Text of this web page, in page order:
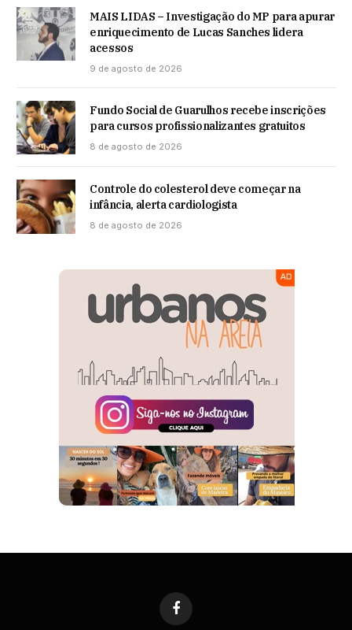
MAIS LIDAS – Investigação do MP para apurar
enriquecimento de Lucas Sanches lidera
acessos
9 de agosto de 2026
Fundo Social de Guarulhos recebe inscrições
para cursos profissionalizantes gratuitos
8 de agosto de 2026
Controle do colesterol deve começar na
infância, alerta cardiologista
8 de agosto de 2026
Facebook